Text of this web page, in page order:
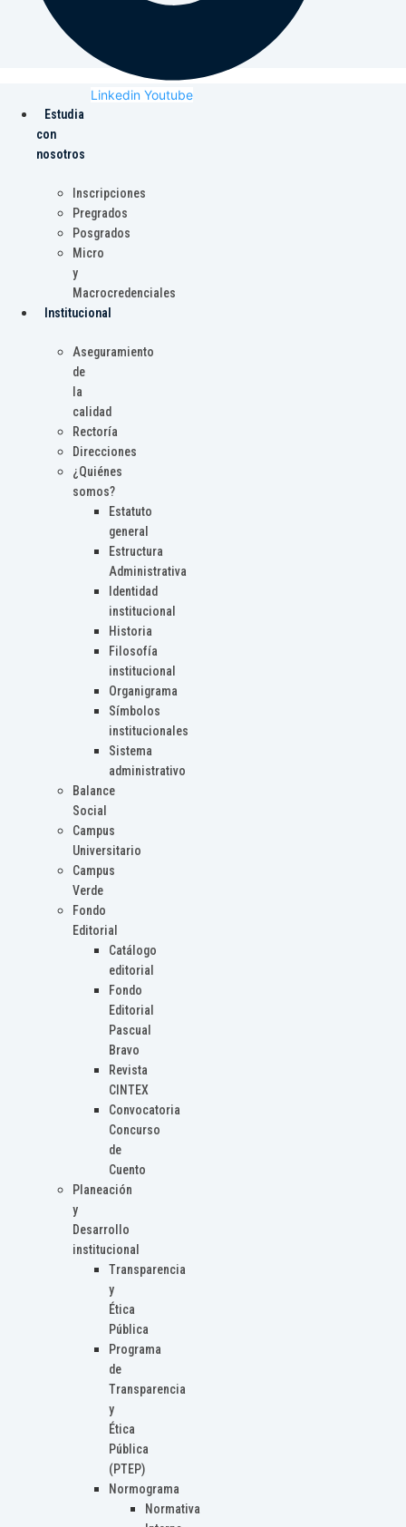
Linkedin Youtube
Estudia
con
nosotros
Inscripciones
Pregrados
Posgrados
Micro
y
Macrocredenciales
Institucional
Aseguramiento
de
la
calidad
Rectoría
Direcciones
¿Quiénes
somos?
Estatuto
general
Estructura
Administrativa
Identidad
institucional
Historia
Filosofía
institucional
Organigrama
Símbolos
institucionales
Sistema
administrativo
Balance
Social
Campus
Universitario
Campus
Verde
Fondo
Editorial
Catálogo
editorial
Fondo
Editorial
Pascual
Bravo
Revista
CINTEX
Convocatoria
Concurso
de
Cuento
Planeación
y
Desarrollo
institucional
Transparencia
y
Ética
Pública
Programa
de
Transparencia
y
Ética
Pública
(PTEP)
Normograma
Normativa